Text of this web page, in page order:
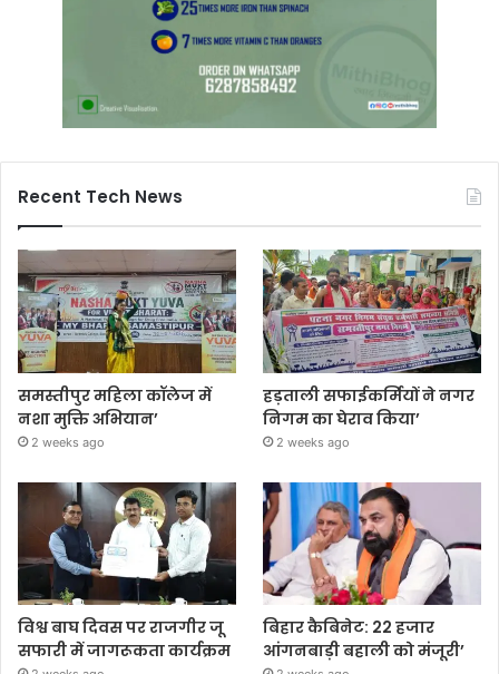
Recent Tech News
समस्तीपुर महिला कॉलेज में
नशा मुक्ति अभियान’
2 weeks ago
हड़ताली सफाईकर्मियों ने नगर
निगम का घेराव किया’
2 weeks ago
विश्व बाघ दिवस पर राजगीर जू
सफारी में जागरूकता कार्यक्रम
बिहार कैबिनेट: 22 हजार
आंगनबाड़ी बहाली को मंजूरी’